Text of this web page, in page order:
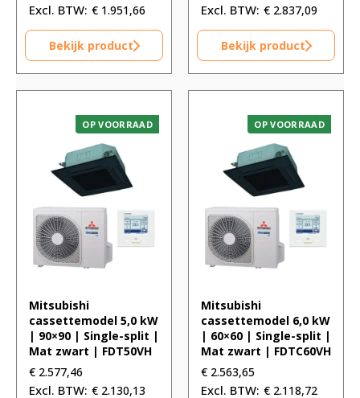
€ 1.951,66
Bekijk product
€ 2.837,09
Bekijk product
OP VOORRAAD
Mitsubishi
cassettemodel 5,0 kW
| 90×90 | Single-split |
Mat zwart | FDT50VH
€ 2.577,46
€ 2.130,13
OP VOORRAAD
Mitsubishi
cassettemodel 6,0 kW
| 60×60 | Single-split |
Mat zwart | FDTC60VH
€ 2.563,65
€ 2.118,72